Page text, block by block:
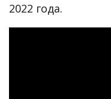
2022 года.